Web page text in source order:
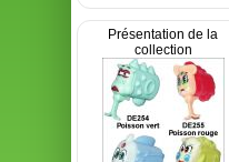
Présentation de la
collection